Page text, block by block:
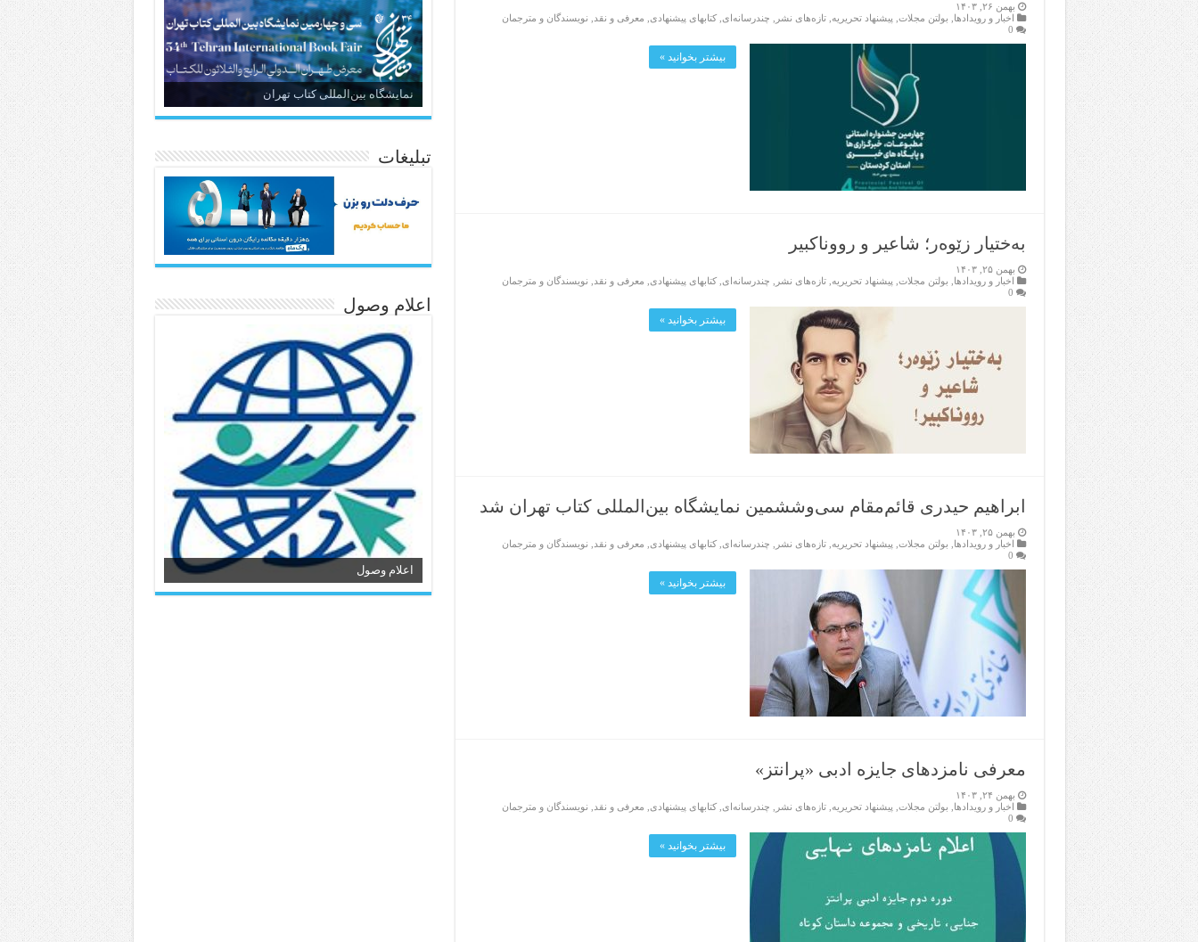
بهمن ۲۶, ۱۴۰۳
اخبار و رویدادها
بولتن مجلات پیشنهاد تحریریه ,تازەهای نشر چندرسانه‌ای ,کتابهای پیشنهادی معرفی و نقد
نویسندگان و مترجمان
0
بیشتر بخوانید »
بەختیار زێوەر؛ شاعیر و رووناکبیر
بهمن ۲۵, ۱۴۰۳
اخبار و رویدادها
بولتن مجلات پیشنهاد تحریریه ,تازەهای نشر چندرسانه‌ای ,کتابهای پیشنهادی معرفی و نقد
نویسندگان و مترجمان
0
بیشتر بخوانید »
ابراهیم حیدری قائم‌مقام سی‌وششمین نمایشگاه بین‌المللی کتاب تهران شد
بهمن ۲۵, ۱۴۰۳
اخبار و رویدادها
بولتن مجلات پیشنهاد تحریریه ,تازەهای نشر چندرسانه‌ای ,کتابهای پیشنهادی معرفی و نقد
نویسندگان و مترجمان
0
بیشتر بخوانید »
معرفی نامزدهای جایزه ادبی «پرانتز»
بهمن ۲۴, ۱۴۰۳
اخبار و رویدادها
بولتن مجلات پیشنهاد تحریریه ,تازەهای نشر چندرسانه‌ای ,کتابهای پیشنهادی معرفی و نقد
نویسندگان و مترجمان
0
بیشتر بخوانید »
نمایشگاه بین‌المللی کتاب تهران
تبلیغات
اعلام وصول
اعلام وصول